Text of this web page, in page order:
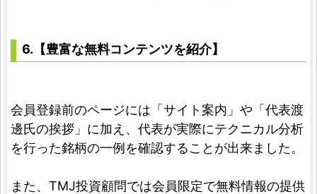
6.【豊富な無料コンテンツを紹介】
会員登録前のページには「サイト案内」や「代表渡
邊氏の挨拶」に加え、代表が実際にテクニカル分析
を行った銘柄の一例を確認することが出来ました。
また、TMJ投資顧問では会員限定で無料情報の提供